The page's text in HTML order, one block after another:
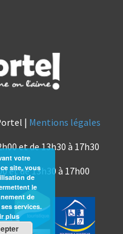
| Mentions légales
et de 13h30 à 17h30
et de 13h30 à 17h00
votre
site, vous
de
le
de
services.
plus